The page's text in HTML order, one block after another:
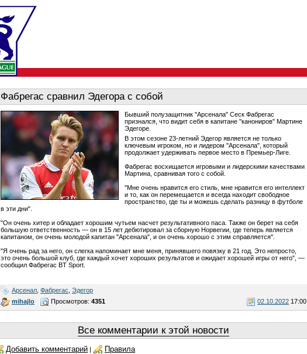
Фабрегас сравнил Эдегора с собой
Бывший полузащитник "Арсенала" Сеск Фабрегас
признался, что видит себя в капитане "канониров" Мартине
Эдегоре.
В этом сезоне 23-летний Эдегор является не только
ключевым игроком, но и лидером "Арсенала", который
продолжает удерживать первое место в Премьер-Лиге.
Фабрегас восхищается игровыми и лидерскими качествами
Мартина, сравнивая того с собой.
"Мне очень нравится его стиль, мне нравится его интеллект
и то, как он перемещается и всегда находит свободное
пространство, где ты и можешь сделать разницу в футболе
в эти дни".
"Он очень хитер и обладает хорошим чутьем насчет результативного паса. Также он берет на себя
большую ответственность — он в 15 лет дебютировал за сборную Норвегии, где теперь является
капитаном, он очень молодой капитан "Арсенала", и он очень хорошо с этим справляется".
"Я очень рад за него, он слегка напоминает мне меня, принявшего повязку в 21 год. Это непросто,
это очень большой клуб, где каждый хочет хороших результатов и ожидает хорошей игры от него", —
сообщил Фабрегас BT Sport.
Арсенал Фабрегас Эдегор
mihajlo
02.10.2022 17:00
Просмотров: 4351
Все комментарии к этой новости
Добавить комментарий | Правила